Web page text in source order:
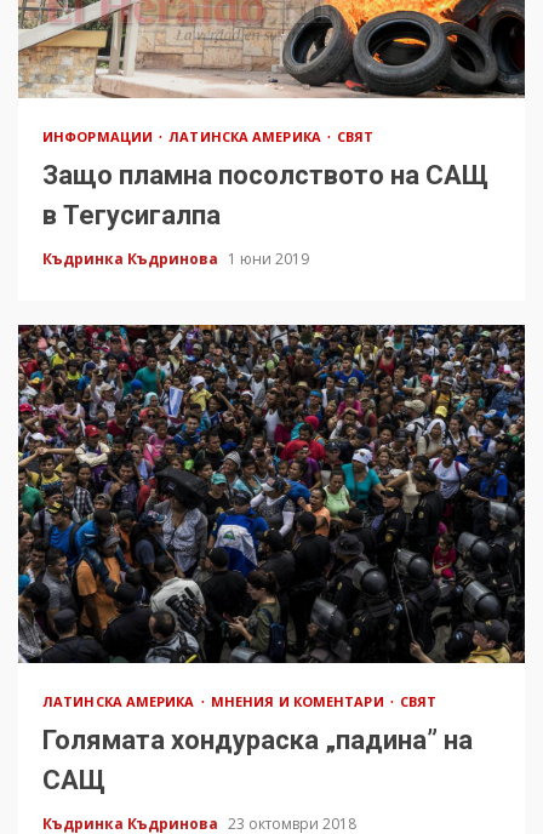
ИНФОРМАЦИИ ЛАТИНСКА АМЕРИКА СВЯТ
Защо пламна посолството на САЩ
в Тегусигалпа
Къдринка Къдринова 1 юни 2019
ЛАТИНСКА АМЕРИКА МНЕНИЯ И КОМЕНТАРИ СВЯТ
Голямата хондураска „падина” на
САЩ
Къдринка Къдринова 23 октомври 2018